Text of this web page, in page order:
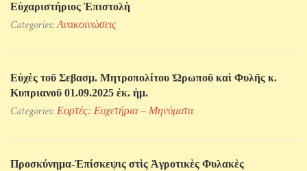
Εὐχαριστήριος Ἐπιστολὴ
Categories:Ανακοινώσεις
Εὐχὲς τοῦ Σεβασμ. Μητροπολίτου Ὠρωποῦ καὶ Φυλῆς κ.
Κυπριανοῦ 01.09.2025 ἐκ. ἡμ.
Categories: Εορτές: Ευχετήρια – Μηνύματα
Προσκύνηµα-Ἐπίσκεψις στὶς Ἀγροτικὲς Φυλακὲς